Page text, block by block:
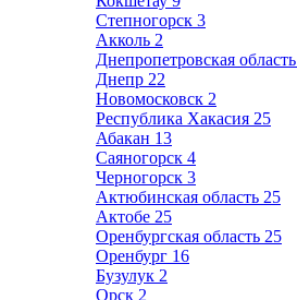
Степногорск 3
Акколь 2
Днепропетровская область
Днепр 22
Новомосковск 2
Республика Хакасия 25
Абакан 13
Саяногорск 4
Черногорск 3
Актюбинская область 25
Актобе 25
Оренбургская область 25
Оренбург 16
Бузулук 2
Орск 2